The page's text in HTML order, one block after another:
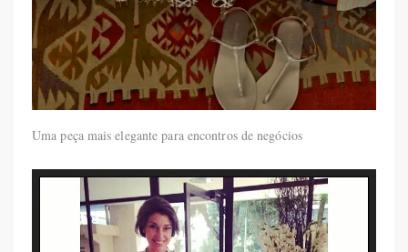
Uma peça mais elegante para encontros de negócios